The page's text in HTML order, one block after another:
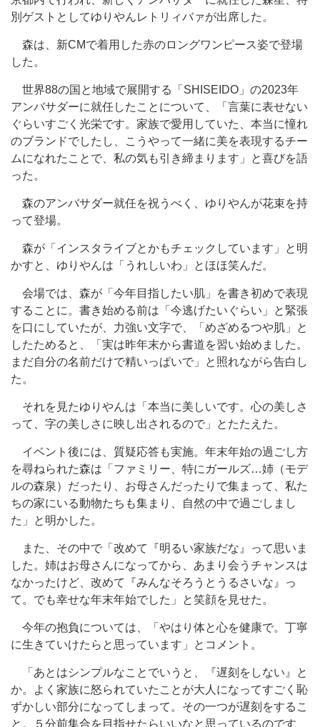
別ゲストとしてゆりやんレトリィバァが出席した。
森は、新CMで着用した赤のロングワンピース姿で登場
した。
世界88の国と地域で展開する「SHISEIDO」の2023年
アンバサダーに就任したことについて、「言葉に表せない
ぐらいすごく光栄です。家族で愛用していた、本当に憧れ
のブランドでしたし、こうやって一緒に美を表現するチー
ムになれたことで、私の気も引き締まります」と喜びを語
った。
森のアンバサダー就任を祝うべく、ゆりやんが花束を持
って登場。
森が「インスタライブとかもチェックしています」と明
かすと、ゆりやんは「うれしいわ」とほほ笑んだ。
会場では、森が「今年目指したい肌」を書き初めで表現
することに。書き始める前は「今逃げたいぐらい」と緊張
を口にしていたが、力強い文字で、「めざめるつや肌」と
したためると、「実は昨年末から書道を習い始めました。
まだ自分の名前だけで精いっぱいで」と照れながら告白し
た。
それを見たゆりやんは「本当に美しいです。心の美しさ
って、字の美しさに映し出されるので」とたたえた。
イベント後には、質疑応答も実施。年末年始の過ごし方
を尋ねられた森は「ファミリー、特にガールズ…姉（モデ
ルの森泉）だったり、お母さんだったりで集まって、私た
ちの家にいる動物たちも集まり、自然の中で過ごしまし
た」と明かした。
また、その中で「改めて『明るい家族だな』って思いま
した。姉はお母さんになってから、あまり会うチャンスは
なかったけど、改めて『みんなそろうとうるさいな』っ
て。でも幸せな年末年始でした」と笑顔を見せた。
今年の抱負については、「やはり体と心を健康で。丁寧
に生きていけたらと思っています」とコメント。
「あとはシンプルなことでいうと、『遅刻をしない』と
か。よく家族に怒られていたことが大人になってすごく恥
ずかしい部分になってしまって。その一つが遅刻をするこ
と。５分前集合を目指せたらいいなと思っているのです